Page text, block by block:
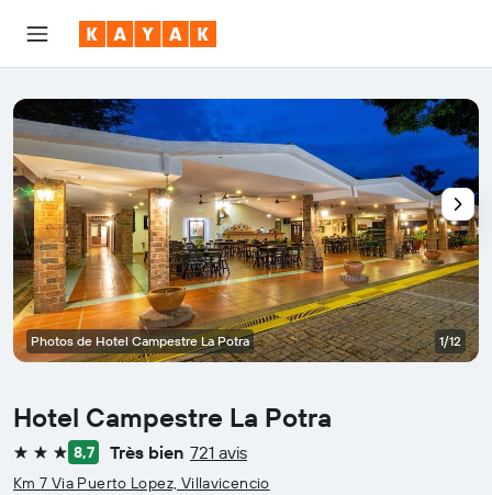
Hotel Campestre La Potra
3 étoiles8,7 Très bien 721 avis
Km 7 Via Puerto Lopez, Villavicencio
Photos de Hotel Campestre La Potra 1/12